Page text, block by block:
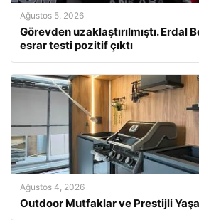
Ağustos 5, 2026
Görevden uzaklaştırılmıştı. Erdal
esrar testi pozitif çıktı
Ağustos 4, 2026
Outdoor Mutfaklar ve Prestijli